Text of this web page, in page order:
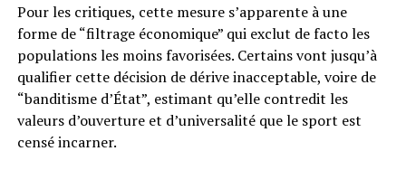
Pour les critiques, cette mesure s’apparente à une
forme de “filtrage économique” qui exclut de facto les
populations les moins favorisées. Certains vont jusqu’à
qualifier cette décision de dérive inacceptable, voire de
“banditisme d’État”, estimant qu’elle contredit les
valeurs d’ouverture et d’universalité que le sport est
censé incarner.